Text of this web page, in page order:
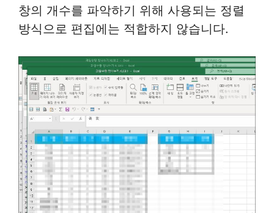
창의 개수를 파악하기 위해 사용되는 정렬
방식으로 편집에는 적합하지 않습니다.